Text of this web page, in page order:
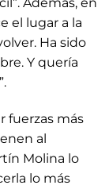
el lugar a la
Ha sido
Y quería
fuerzas más
al
Molina lo
lo más